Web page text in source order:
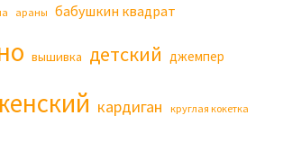
араны бабушкин квадрат
вышивка детский джемпер
кардиган круглая кокетка